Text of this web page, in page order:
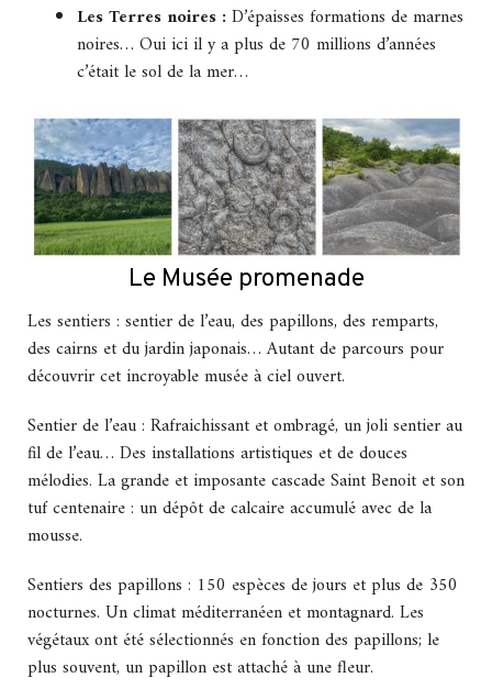
Les Terres noires : D’épaisses formations de marnes
noires… Oui ici il y a plus de 70 millions d’années
c’était le sol de la mer…
Le Musée promenade
Les sentiers : sentier de l’eau, des papillons, des remparts,
des cairns et du jardin japonais… Autant de parcours pour
découvrir cet incroyable musée à ciel ouvert.
Sentier de l’eau : Rafraichissant et ombragé, un joli sentier au
fil de l’eau… Des installations artistiques et de douces
mélodies. La grande et imposante cascade Saint Benoit et son
tuf centenaire : un dépôt de calcaire accumulé avec de la
mousse.
Sentiers des papillons : 150 espèces de jours et plus de 350
nocturnes. Un climat méditerranéen et montagnard. Les
végétaux ont été sélectionnés en fonction des papillons; le
plus souvent, un papillon est attaché à une fleur.